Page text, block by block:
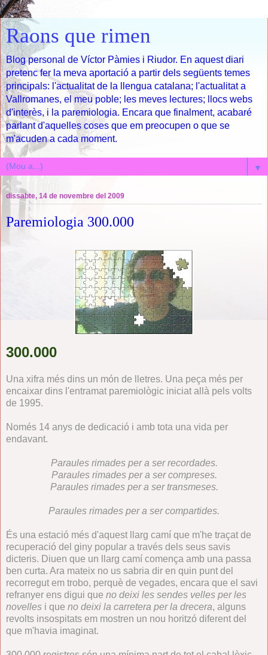
Raons que rimen
Blog personal de Víctor Pàmies i Riudor. En aquest diari
pretenc fer la meva aportació a partir dels següents temes
principals: l'actualitat de la llengua catalana; l'actualitat a
Vallromanes, el meu poble; les meves lectures; llocs webs
d'interès, i la paremiologia. Encara que finalment, acabaré
parlant d'aquelles coses que em preocupen o que se
m'acuden a cada moment.
▼
dissabte, 14 de novembre del 2009
Paremiologia 300.000
300.000
Una xifra més dins un món de lletres. Una peça més per
encaixar dins l'entramat paremiològic iniciat allà pels volts
de 1995.
Només 14 anys de dedicació i amb tota una vida per
endavant.
Paraules rimades per a ser recordades.
Paraules rimades per a ser compreses.
Paraules rimades per a ser transmeses.
Paraules rimades per a ser compartides.
És una estació més d'aquest llarg camí que m'he traçat de
recuperació del giny popular a través dels seus savis
dicteris. Diuen que un llarg camí comença amb una passa
ben curta. Ara mateix no us sabria dir en quin punt del
recorregut em trobo, perquè de vegades, encara que el savi
refranyer ens digui que no deixi les sendes velles per les
novelles i que no deixi la carretera per la drecera, alguns
revolts insospitats em mostren un nou horitzó diferent del
que m'havia imaginat.